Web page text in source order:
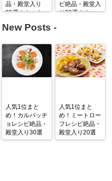
品・殿堂入り
25選｜クック
1000
ピ絶品・殿堂入
り20選｜クッ
New Posts -
人気1位まと
め！カルパッチ
ョレシピ絶品・
殿堂入り30選
人気1位まと
め！ミートロー
フレシピ絶品・
殿堂入り20選